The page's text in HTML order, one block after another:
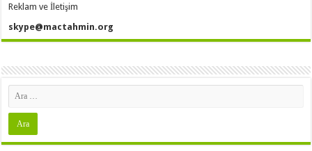
Reklam ve İletişim
skype@mactahmin.org